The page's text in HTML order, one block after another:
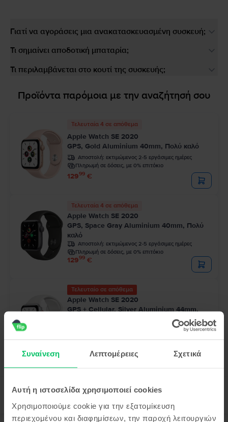
Συναίνεση Λεπτομέρειες Σχετικά
Αυτή η ιστοσελίδα χρησιμοποιεί cookies
Χρησιμοποιούμε cookie για την εξατομίκευση
περιεχομένου και διαφημίσεων, την παροχή λειτουργιών
Γιατί να αγοράσεις μια ανακατασκευασμένη συσκευή;
Τι σημαίνει αποδοτική μπαταρία;
Τι περιλαμβάνεται στο κουτί της συσκευής;
Προϊόντα παρόμοια με την αναζήτησή σου
Τελευταία 4 σε απόθεμα
Apple Watch SE 2020
GPS, Gold Aluminium 40mm, Πολύ καλό
Αποστολή: εκτιμώμενος 2-5 εργάσιμες ημέρες
Πληρωμή σε δόσεις, με 0% επιτόκιο
12999 €
Τελευταία 4 σε απόθεμα
Apple Watch SE 2020
GPS, Space Gray Aluminium 40mm, Πολύ
καλό
Αποστολή: εκτιμώμενος 2-5 εργάσιμες ημέρες
Πληρωμή σε δόσεις, με 0% επιτόκιο
12999 €
Τελευταίο σε απόθεμα
Apple Watch SE 2020
GPS + Cellular, Silver Aluminium 44mm,
εκτιμώμενος 2-5 εργάσιμες ημέρες